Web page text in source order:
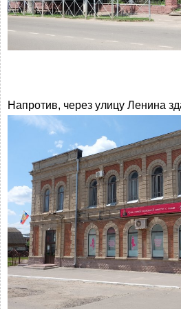
Напротив, через улицу Ленина